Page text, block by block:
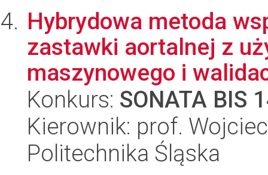
Hybrydowa metoda
zastawki aortalnej z
maszynowego i
Konkurs: SONATA BIS
Kierownik: prof.
Politechnika Śląska